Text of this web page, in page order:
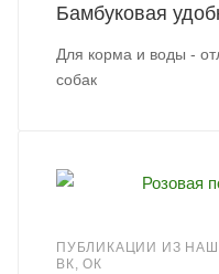
Бамбуковая
Для корма и воды -
собак
ПУБЛИКАЦИИ ИЗ
ВК, ОК